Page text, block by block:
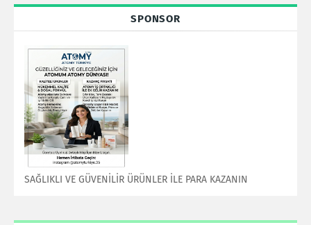
SPONSOR
SAĞLIKLI VE GÜVENİLİR ÜRÜNLER İLE PARA KAZANIN